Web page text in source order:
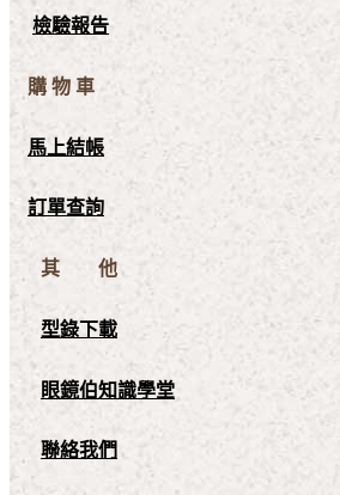
檢驗報告
購 物 車
馬上結帳
訂單查詢
其 他
型錄下載
眼鏡伯知識學堂
聯絡我們